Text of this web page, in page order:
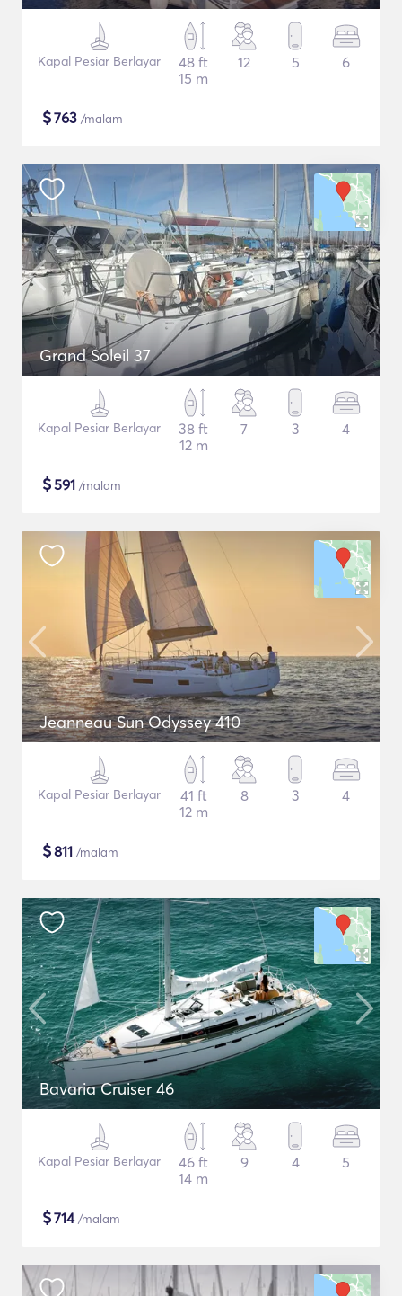
Kapal Pesiar Berlayar
48 ft
15 m
12 5 6
$763 /malam
Grand Soleil 37
Kapal Pesiar Berlayar
38 ft
12 m
7 3 4
$591 /malam
Jeanneau Sun Odyssey 410
Kapal Pesiar Berlayar
41 ft
12 m
8 3 4
$811 /malam
Bavaria Cruiser 46
Kapal Pesiar Berlayar
46 ft
14 m
9 4 5
$714/malam